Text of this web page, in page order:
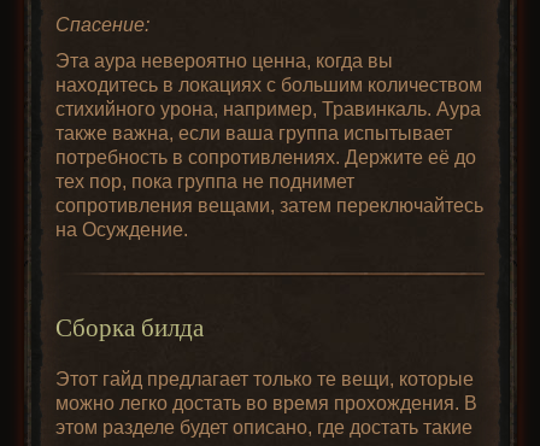
Спасение:
Эта аура невероятно ценна, когда вы
находитесь в локациях с большим количеством
стихийного урона, например, Травинкаль. Аура
также важна, если ваша группа испытывает
потребность в сопротивлениях. Держите её до
тех пор, пока группа не поднимет
сопротивления вещами, затем переключайтесь
на Осуждение.
Сборка билда
Этот гайд предлагает только те вещи, которые
можно легко достать во время прохождения. В
этом разделе будет описано, где достать такие